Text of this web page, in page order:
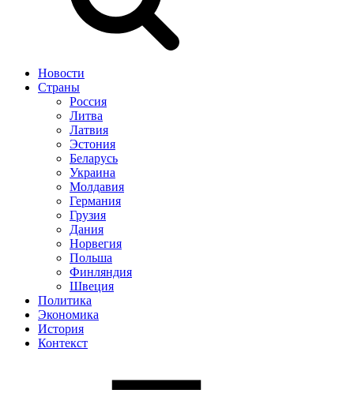
Новости
Страны
Россия
Литва
Латвия
Эстония
Беларусь
Украина
Молдавия
Германия
Грузия
Дания
Норвегия
Польша
Финляндия
Швеция
Политика
Экономика
История
Контекст